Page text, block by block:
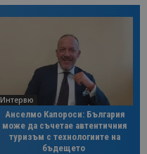
Интервю
Анселмо Капороси: България
може да съчетае автентичния
туризъм с технологиите на
бъдещето